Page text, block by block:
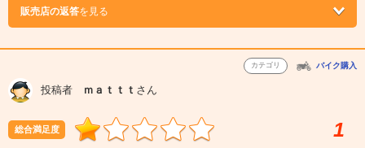
販売店の返答を見る
カテゴリ バイク購入
投稿者 ｍａｔｔｔ さん
総合満足度 1